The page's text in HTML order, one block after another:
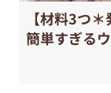
【材料3つ
簡単すぎる